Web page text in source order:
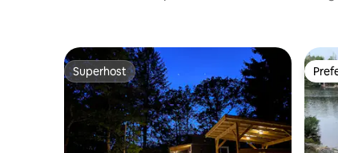
Superhost
Superhost